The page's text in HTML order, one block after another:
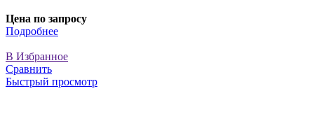
Цена по запросу
Подробнее
В Избранное
Сравнить
Быстрый просмотр